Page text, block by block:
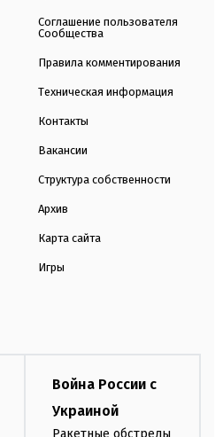
Соглашение пользователя
Сообщества
Правила комментирования
Техническая информация
Контакты
Вакансии
Структура собственности
Архив
Карта сайта
Игры
Война России с
Украиной
Ракетные обстрелы